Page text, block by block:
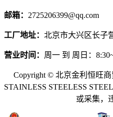
邮箱： 2725206399@qq.com
工厂地址： 北京市大兴区长子
营业时间： 周一 到 周日：
Copyright © 北京金利恒旺
STAINLESS STEELESS
或采集，